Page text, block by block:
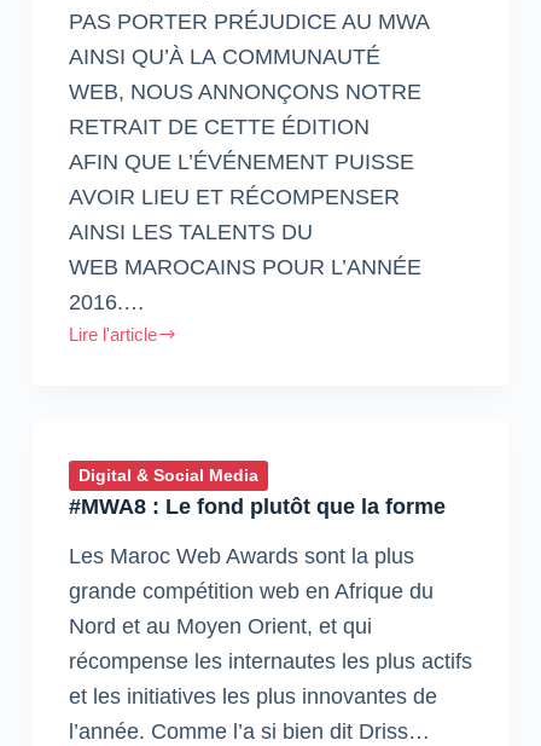
PAS PORTER PRÉJUDICE AU MWA
AINSI QU’À LA COMMUNAUTÉ
WEB, NOUS ANNONÇONS NOTRE
RETRAIT DE CETTE ÉDITION
AFIN QUE L’ÉVÉNEMENT PUISSE
AVOIR LIEU ET RÉCOMPENSER
AINSI LES TALENTS DU
WEB MAROCAINS POUR L’ANNÉE
2016.…
Lire l'article
Officiel
retire
pour
permettre
la
de
l’édition
2016
des
#MWA
Digital & Social Media
#MWA8 : Le fond plutôt que la forme
Les Maroc Web Awards sont la plus
grande compétition web en Afrique du
Nord et au Moyen Orient, et qui
récompense les internautes les plus actifs
et les initiatives les plus innovantes de
l’année. Comme l’a si bien dit Driss…